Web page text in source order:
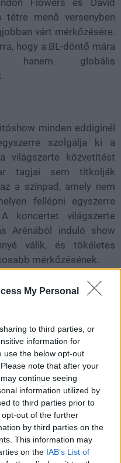
My Personal
to third parties, or
information for
use the below opt-out
note that after your
continue seeing
information utilized by
to third parties prior to
out of the further
by third parties on the
This information may
on the IAB’s List of
tétre menő versenyben
várt mérkőzésére.
hogy a BL-döntő mára
hanem globális
minden eddiginél
szolgálja ki a
világszerte közvetítést
tagjai sem titkolják
a színpad, amely nem
fellépni egyszerre
koncertet világszerte
Arénából induló show
válik, és tökéletes
mérkőzésének.